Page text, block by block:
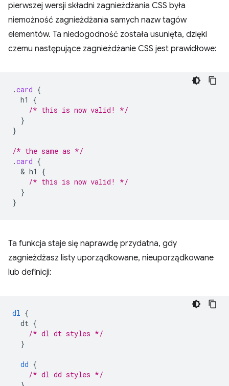
pierwszej wersji składni zagnieżdżania CSS była
niemożność zagnieżdżania samych nazw tagów
elementów. Ta niedogodność została usunięta, dzięki
czemu następujące zagnieżdżanie CSS jest prawidłowe:
.card {
h1
{
/* this is now valid! */
}
}
/* the same as */
.card {
  &
h1
{
/* this is now valid! */
}
}
Ta funkcja staje się naprawdę przydatna, gdy
zagnieżdżasz listy uporządkowane, nieuporządkowane
lub definicji:
dl {
dt {
/* dl dt styles */
}
dd {
/* dl dd styles */